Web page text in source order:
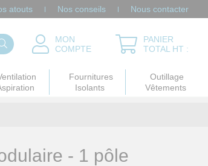
atouts Nos conseils Nous contacter
MON
COMPTE
PANIER
TOTAL HT :
Fournitures
Isolants
Outillage
Vêtements
- 1 pôle